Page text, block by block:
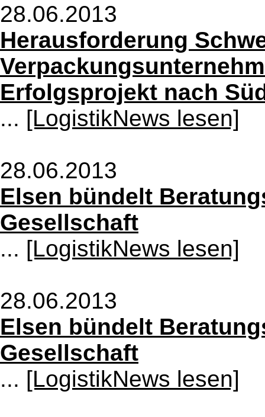
28.06.2013
Herausforderung
Erfolgsprojekt nach
... [LogistikNews lesen]
28.06.2013
Elsen bündelt
Gesellschaft
... [LogistikNews lesen]
28.06.2013
Elsen bündelt
Gesellschaft
... [LogistikNews lesen]